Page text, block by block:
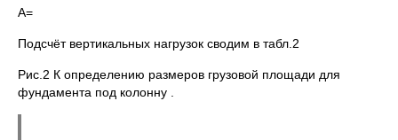
А=
Подсчёт вертикальных нагрузок сводим в табл.2
Рис.2 К определению размеров грузовой площади для
фундамента под колонну .